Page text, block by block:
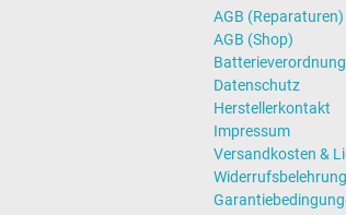
AGB (Reparaturen)
AGB (Shop)
Batterieverordnung
Datenschutz
Herstellerkontakt
Impressum
Versandkosten &
Widerrufsbelehrung